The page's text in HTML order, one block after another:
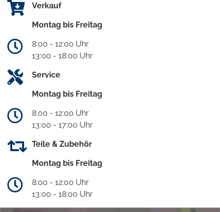
Verkauf
Montag bis Freitag
8:00 - 12:00 Uhr
13:00 - 18:00 Uhr
Service
Montag bis Freitag
8:00 - 12:00 Uhr
13:00 - 17:00 Uhr
Teile & Zubehör
Montag bis Freitag
8:00 - 12:00 Uhr
13:00 - 18:00 Uhr